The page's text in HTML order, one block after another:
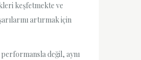
keşfetmekte ve
artırmak için
değil, aynı